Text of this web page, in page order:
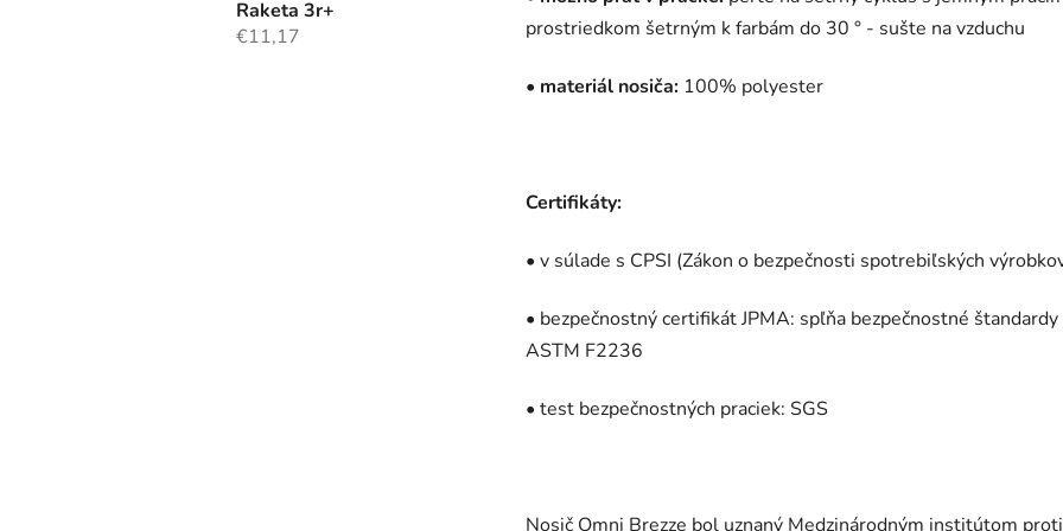
Raketa 3r+
€11,17
prostriedkom šetrným k farbám do 30 ° - sušte na vzduchu
• materiál nosiča: 100% polyester
Certifikáty:
• v súlade s CPSI (Zákon o bezpečnosti spotrebiľských
• bezpečnostný certifikát JPMA: spľňa bezpečnostné štandardy
ASTM F2236
• test bezpečnostných praciek: SGS
Nosič Omni Brezze bol uznaný Medzinárodným institútom proti